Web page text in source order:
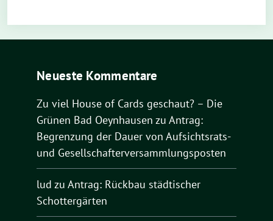
Neueste Kommentare
Zu viel House of Cards geschaut? – Die
Grünen Bad Oeynhausen zu Antrag:
Begrenzung der Dauer von Aufsichtsrats-
und Gesellschafterversammlungsposten
lud zu Antrag: Rückbau städtischer
Schottergärten